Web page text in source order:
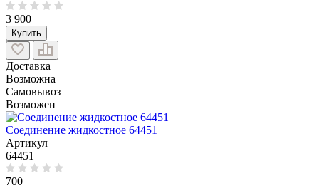
3 900
Купить
Доставка
Возможна
Самовывоз
Возможен
Соединение жидкостное 64451
Артикул
64451
700